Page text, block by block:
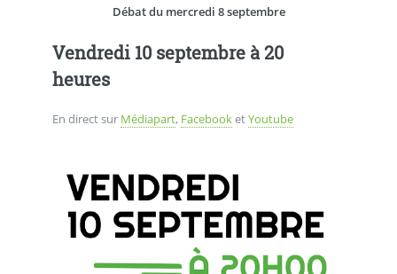
Débat du mercredi 8 septembre
Vendredi 10 septembre à 20
heures
En direct sur Médiapart, FacebooketYoutube